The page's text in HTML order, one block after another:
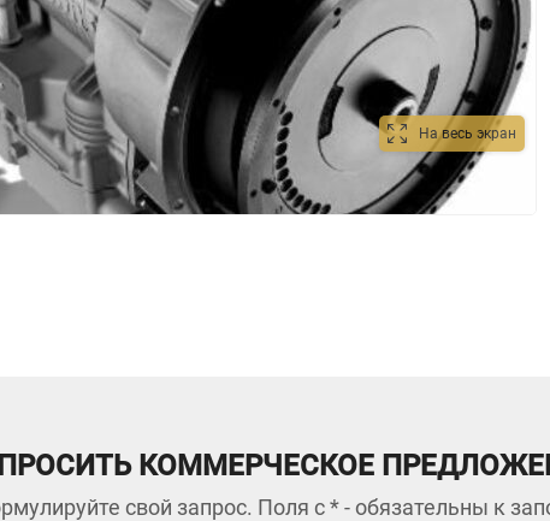
На весь экран
КОММЕРЧЕСКОЕ
свой запрос. Поля с * - обязательны к